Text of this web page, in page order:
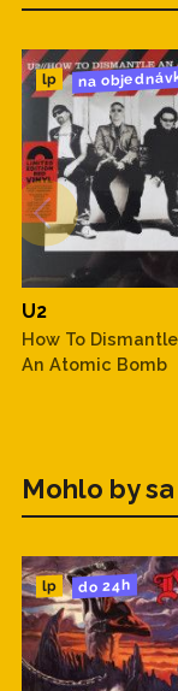
lp na
U2
How To Dismantle
An Atomic Bomb
Mohlo by
lp do 24h